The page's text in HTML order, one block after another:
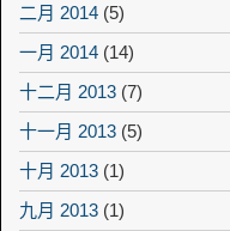
二月 2014 (5)
一月 2014 (14)
十二月 2013 (7)
十一月 2013 (5)
十月 2013 (1)
九月 2013 (1)